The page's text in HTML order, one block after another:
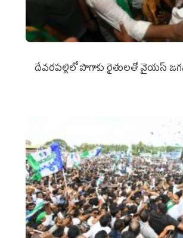
దేవరపల్లిలో పొగాకు రైతులతో వైయస్